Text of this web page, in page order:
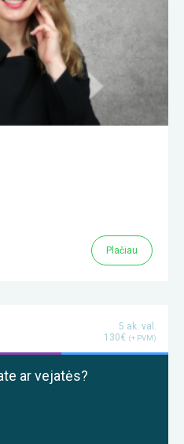
Plačiau
5 ak. val.
130€ (+ PVM)
ar vejatės?